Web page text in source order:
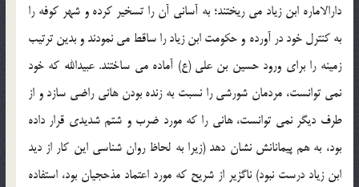
دارالاماره ابن زیاد می ریختند؛ به آسانی آن را تسخیر کرده و شهر کوفه را
به کنترل خود در آورده و حکومت ابن زیاد را ساقط می نمودند و بدین ترتیب
زمینه را برای ورود حسین بن علی (ع) آماده می ساختند. عبیدالله که خود
نمی توانست، مردمان شورشی را نسبت به زنده بودن هانی راضی سازد و از
طرف دیگر نمی توانست، هانی را که مورد ضرب و شتم شدیدی قرار داده
بود، به هم پیمانانش نشان دهد (زیرا به لحاظ روان شناسی این کار از دید
ابن زیاد درست نبود) ناگزیر از شریح که مورد اعتماد مذحجیان بود، استفاده